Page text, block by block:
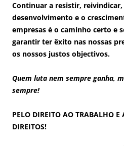
Continuar a resistir,
desenvolvimento e o
empresas é o caminho certo e
garantir ter êxito nas nossas
os nossos justos objectivos.
Quem luta nem sempre ganha,
sempre!
PELO DIREITO AO TRABALHO E
DIREITOS!